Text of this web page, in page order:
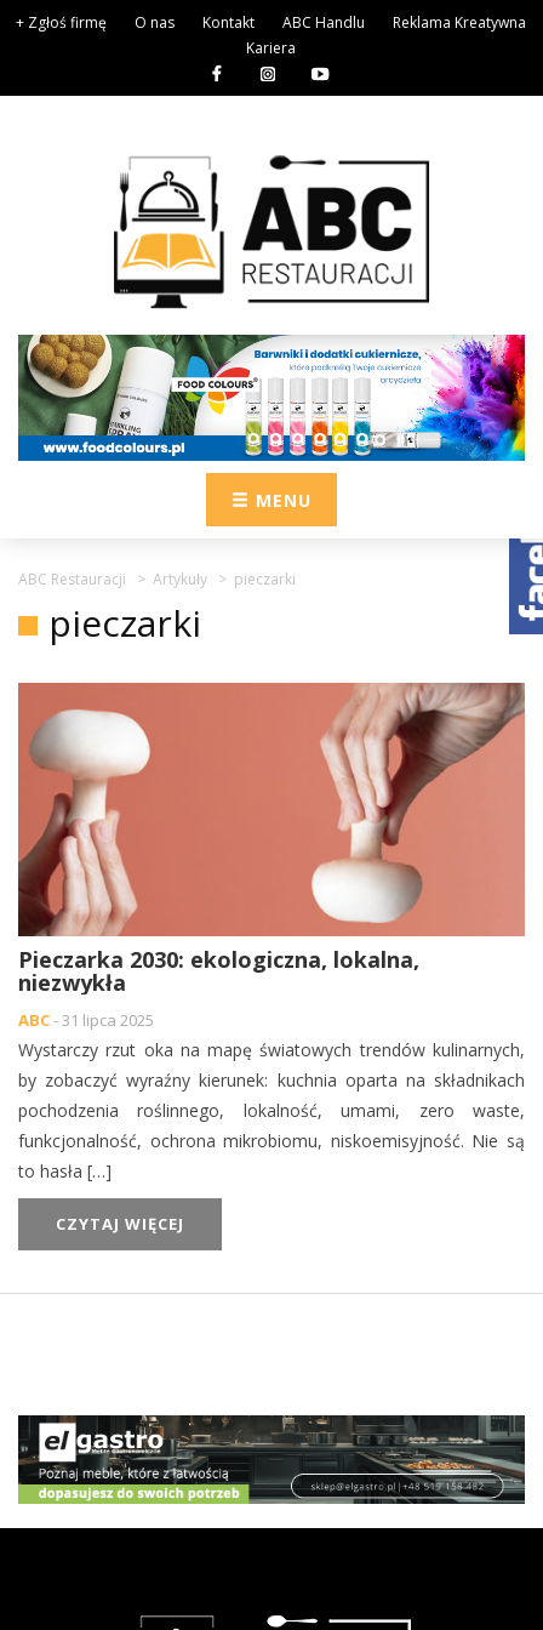
+ Zgłoś firmę O nas Kontakt ABC Handlu
Reklama Kreatywna
Kariera
MENU
ABC Restauracji > Artykuły > pieczarki
pieczarki
Pieczarka 2030: ekologiczna, lokalna,
niezwykła
ABC- 31 lipca 2025
Wystarczy rzut oka na mapę światowych trendów kulinarnych,
by zobaczyć wyraźny kierunek: kuchnia oparta na składnikach
pochodzenia roślinnego, lokalność, umami, zero waste,
funkcjonalność, ochrona mikrobiomu, niskoemisyjność. Nie są
to hasła […]
CZYTAJ WIĘCEJ